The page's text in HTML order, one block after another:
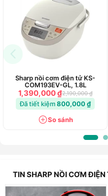
Sharp nồi cơm điện tử KS-
COM193EV-GL, 1.8L
1,390,000 ₫2,190,000 ₫
Đã tiết kiệm800,000 ₫
So sánh
TIN SHARP NỒI CƠM